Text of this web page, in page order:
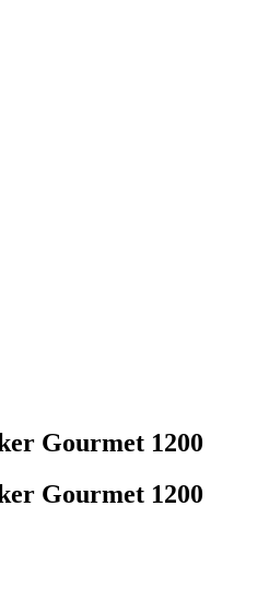
Gourmet 1200
Gourmet 1200